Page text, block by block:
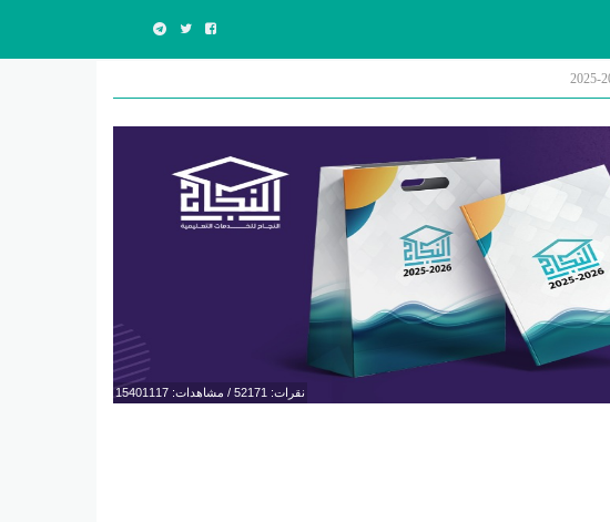
نقرات: 52171 / مشاهدات: 15401117